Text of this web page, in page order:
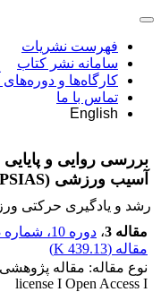
فهرست نشریات
سامانه نشر کتاب
کارگاه‌ها و
تماس با ما
English
بررسی روایی و
آسیب ورزشی (PSIAS)
رشد و یادگیری حرکتی
مقاله 3
، دوره 10، شماره 3
مقاله (439.13 K
)
license I Open Access I